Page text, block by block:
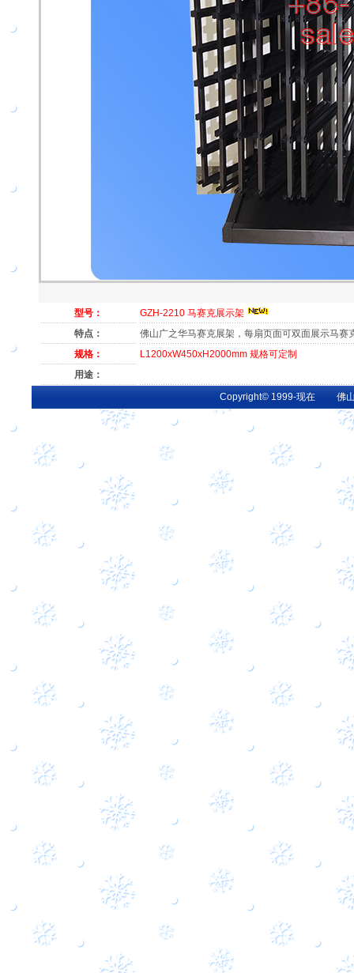
型号：
GZH-2210 马赛克展示架
特点：
佛山广之华马赛克展架，每扇页面可双面展示马
规格：
L1200xW450xH2000mm 规格可定制
用途：
Copyright© 1999-现在 佛